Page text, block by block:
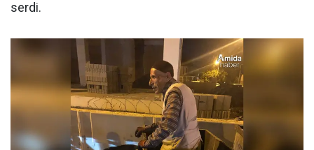
serdi.